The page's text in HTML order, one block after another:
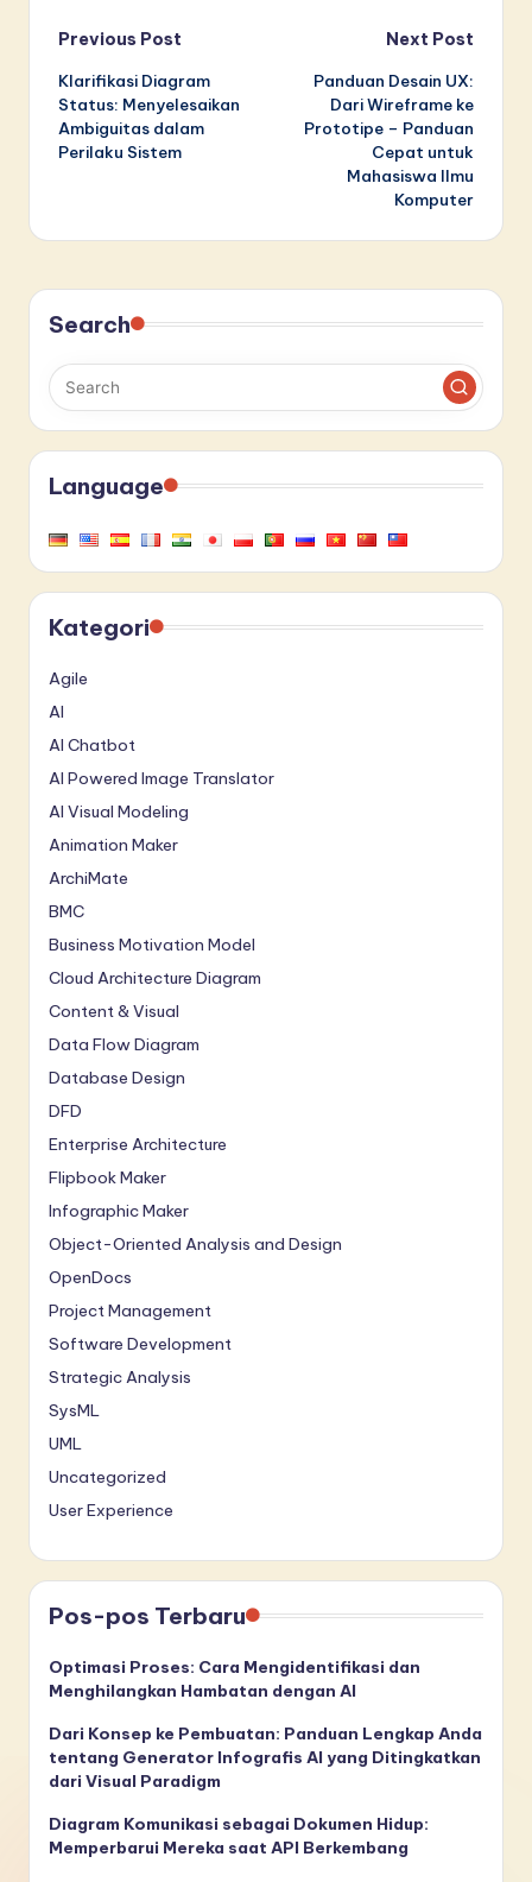
Post
navigation
Previous Post
Klarifikasi Diagram
Status: Menyelesaikan
Ambiguitas dalam
Perilaku Sistem
Next Post
Panduan Desain UX:
Dari Wireframe ke
Prototipe – Panduan
Cepat untuk
Mahasiswa Ilmu
Komputer
Search
Language
Kategori
Agile
AI
AI Chatbot
AI Powered Image Translator
AI Visual Modeling
Animation Maker
ArchiMate
BMC
Business Motivation Model
Cloud Architecture Diagram
Content & Visual
Data Flow Diagram
Database Design
DFD
Enterprise Architecture
Flipbook Maker
Infographic Maker
Object-Oriented Analysis and Design
OpenDocs
Project Management
Software Development
Strategic Analysis
SysML
UML
Uncategorized
User Experience
Pos-pos Terbaru
Optimasi Proses: Cara Mengidentifikasi dan
Menghilangkan Hambatan dengan AI
Dari Konsep ke Pembuatan: Panduan Lengkap Anda
tentang Generator Infografis AI yang Ditingkatkan
dari Visual Paradigm
Diagram Komunikasi sebagai Dokumen Hidup:
Memperbarui Mereka saat API Berkembang